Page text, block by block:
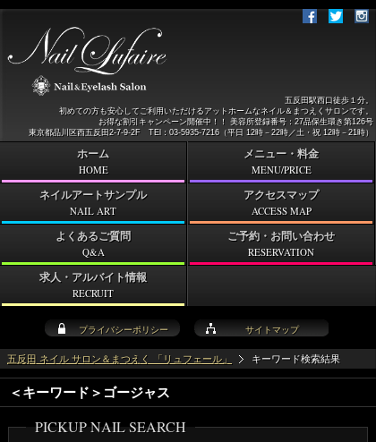
五反田 ネイル サロン＆まつえく 「リュフェール」 キーワード検索結果
＜キーワード＞ゴージャス
PICKUP NAIL SEARCH
プライバシーポリシー サイトマップ
五反田駅西口徒歩１分。
初めての方も安心してご利用いただけるアットホームなネイル＆まつえくサロンです。
お得な割引キャンペーン開催中！！ 美容所登録番号：27品保生環き第126号
東京都品川区西五反田2-7-9-2F TEl：03-5935-7216（平日 12時－22時／土・祝 12時－21時）
ホーム
HOME
メニュー・料金
MENU/PRICE
ネイルアートサンプル
NAIL ART
アクセスマップ
ACCESS MAP
よくあるご質問
Q&A
ご予約・お問い合わせ
RESERVATION
求人・アルバイト情報
RECRUIT